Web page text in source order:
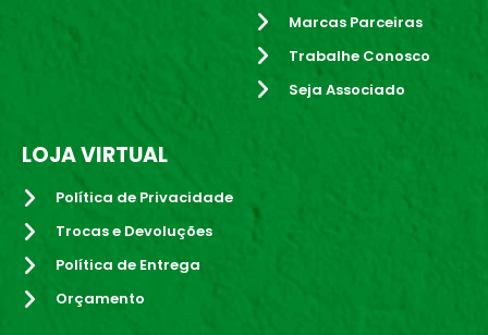
Marcas Parceiras
Trabalhe Conosco
Seja Associado
LOJA VIRTUAL
Política de Privacidade
Trocas e Devoluções
Política de Entrega
Orçamento